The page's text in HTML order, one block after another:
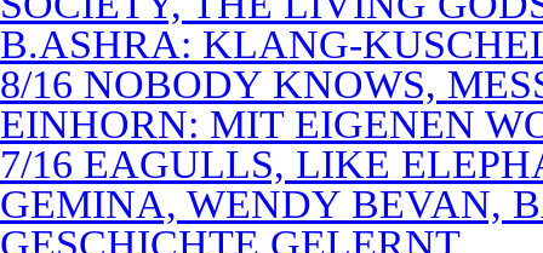
B.ASHRA: KLANG-
8/16 NOBODY KNOWS,
EINHORN: MIT EIGENEN
7/16 EAGULLS, LIKE
GEMINA, WENDY BEVAN,
GESCHICHTE GELERNT